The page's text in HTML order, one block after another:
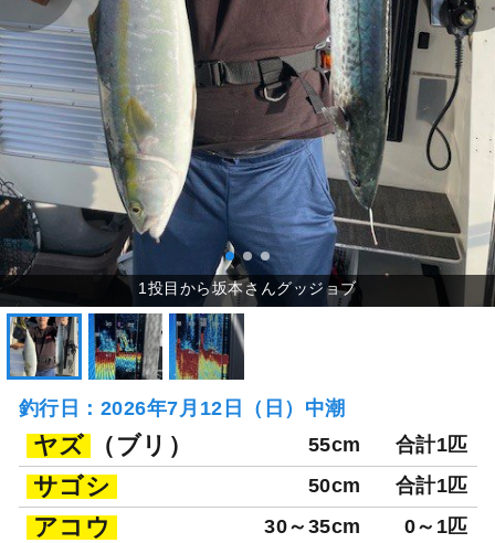
釣行日：2026年7月12日（日）中潮
ヤズ （ブリ） 55cm 合計1匹
サゴシ 50cm 合計1匹
アコウ 30～35cm 0～1匹